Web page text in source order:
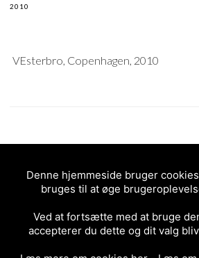
2010
VEsterbro, Copenhagen, 2010
Denne hjemmeside bruger
bruges til at øge
Ved at fortsætte med at bruge
accepterer du dette og dit valg